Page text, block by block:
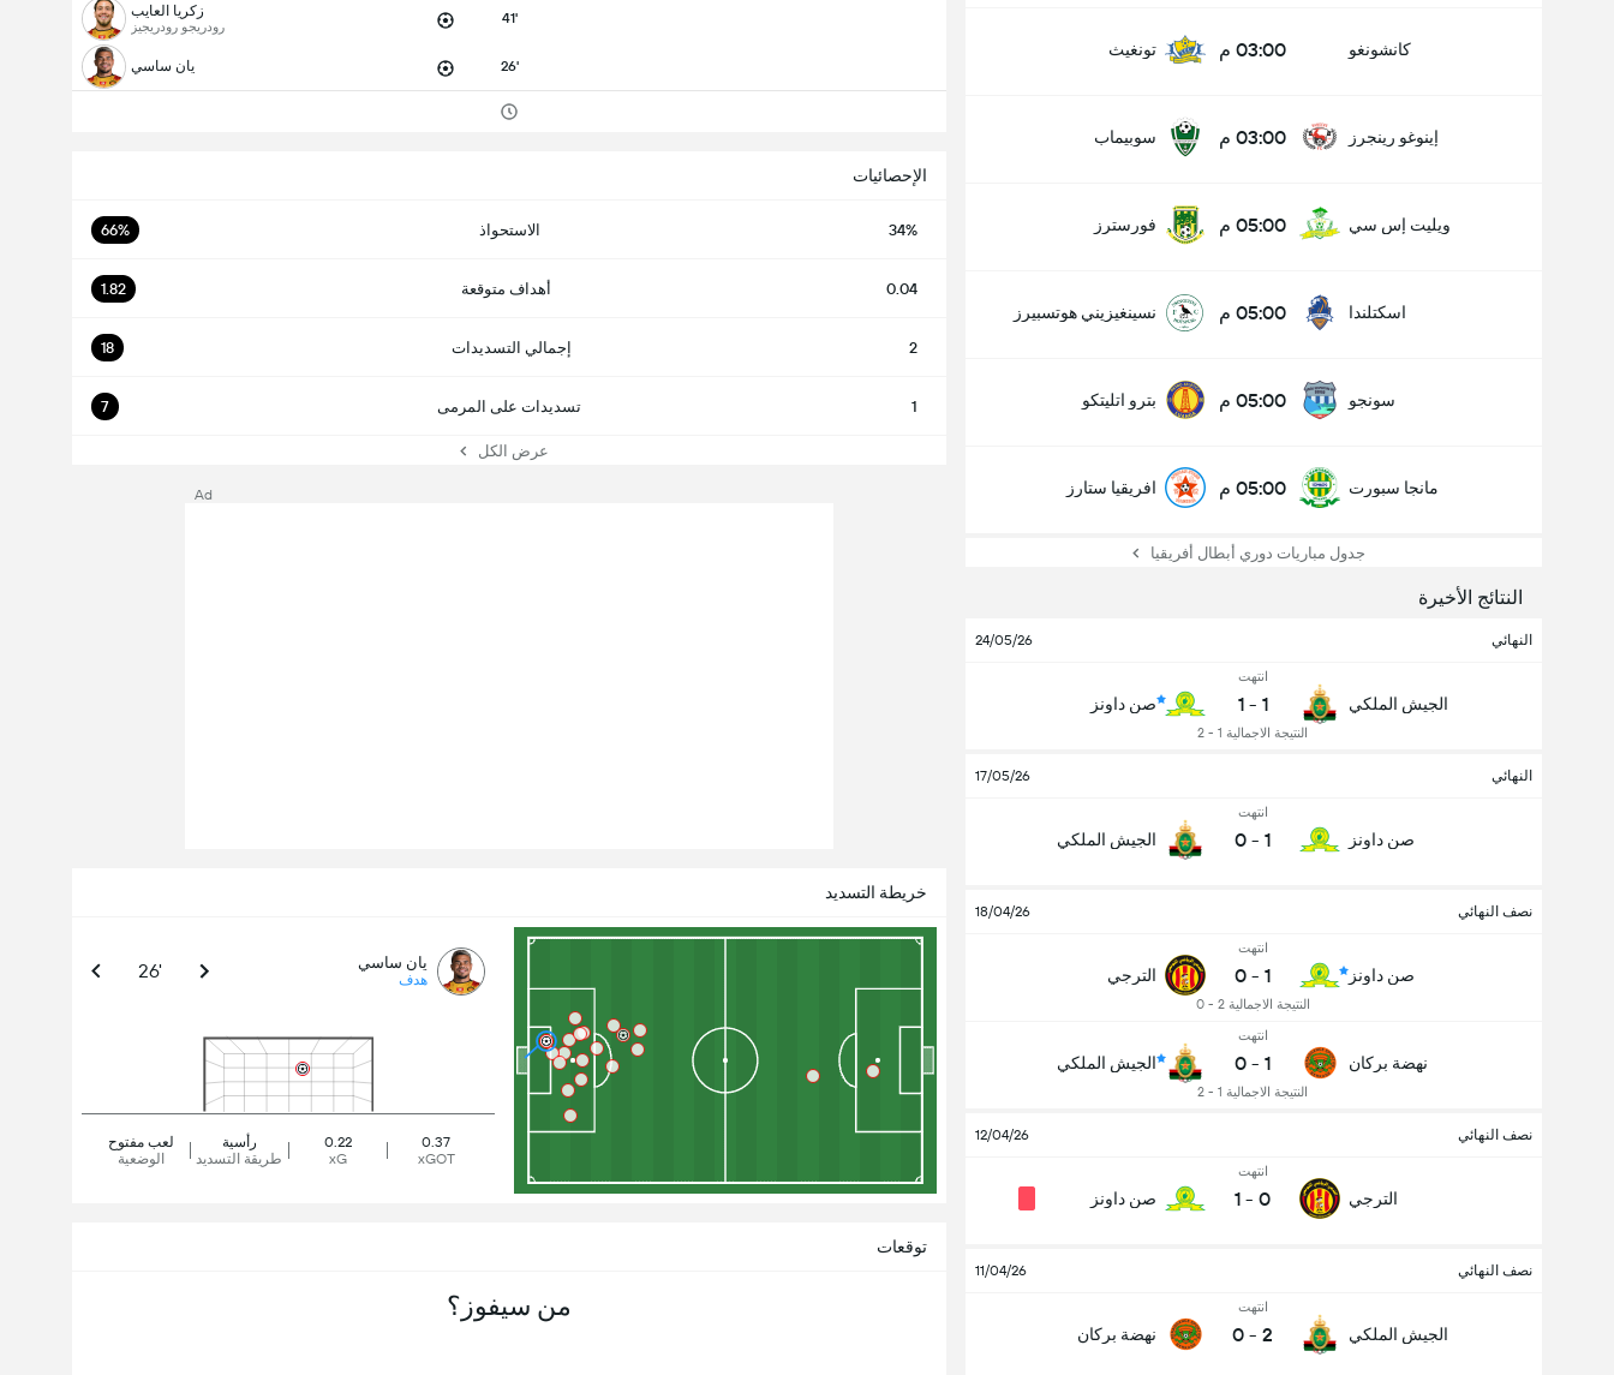
كانشونغو 03:00 م تونغيث
إينوغو رينجرز 03:00 م سوبيماب
ويليت إس سي 05:00 م فورسترز
اسكتلندا 05:00 م نسينغيزيني هوتسبيرز
سونجو 05:00 م بترو اتليتكو
مانجا سبورت 05:00 م افريقيا ستارز
جدول مباريات دوري أبطال أفريقيا
النتائج الأخيرة
النهائي 24/05/26
الجيش الملكي
انتهت
1
-
1
النتيجة الاجمالية 1 - 2
صن داونز
النهائي 17/05/26
صن داونز
انتهت
1
-
0 الجيش الملكي
نصف النهائي 18/04/26
صن داونز
انتهت
1
-
0
النتيجة الاجمالية 2 - 0
الترجي
نهضة بركان
انتهت
1
-
0
النتيجة الاجمالية 1 - 2
الجيش الملكي
نصف النهائي 12/04/26
الترجي
انتهت
0
-
1 صن داونز
نصف النهائي 11/04/26
الجيش الملكي
انتهت
2
-
0 نهضة بركان
41' زكريا العايب
رودريجو رودريجيز
26' يان ساسي
الإحصائيات
34% الاستحواذ 66%
0.04 أهداف متوقعة 1.82
2 إجمالي التسديدات 18
1 تسديدات على المرمى 7
عرض الكل
خريطة التسديد
يان ساسي
هدف 26'
لعب مفتوح
الوضعية
رأسية
طريقة التسديد
0.22
xG
0.37
xGOT
توقعات
من سيفوز؟
Ad